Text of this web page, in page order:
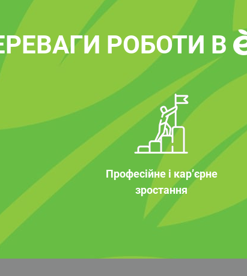
РОБОТИ В
Професійне і кар’єрне
зростання